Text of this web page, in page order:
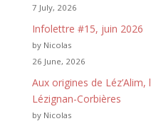
7 July, 2026
Infolettre #15, juin 2026
by Nicolas
26 June, 2026
Aux origines de
Lézignan-Corbières
by Nicolas